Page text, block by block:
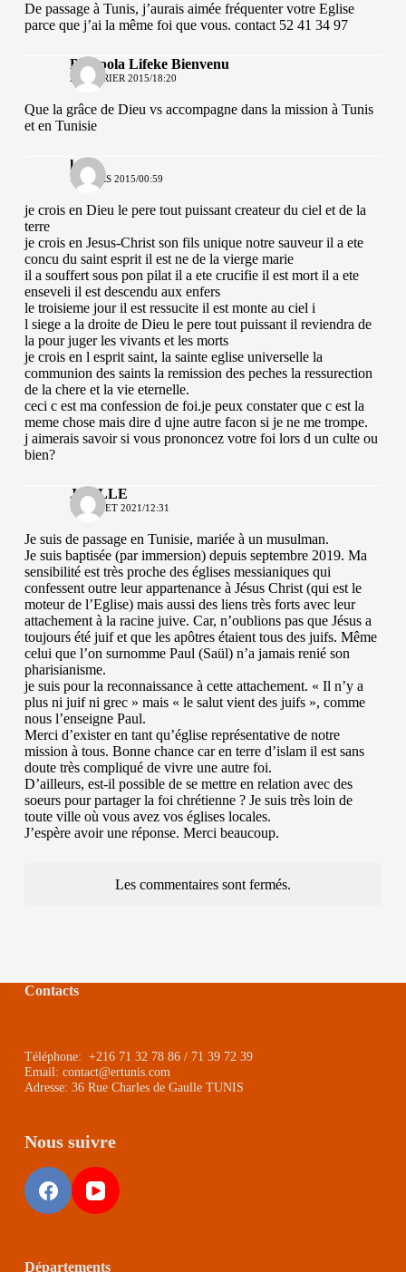
De passage à Tunis, j’aurais aimée fréquenter votre Eglise
parce que j’ai la même foi que vous. contact 52 41 34 97
Bompola Lifeke Bienvenu
27 FÉVRIER 2015/18:20
Que la grâce de Dieu vs accompagne dans la mission à Tunis
et en Tunisie
kelly
15 MARS 2015/00:59
je crois en Dieu le pere tout puissant createur du ciel et de la
terre
je crois en Jesus-Christ son fils unique notre sauveur il a ete
concu du saint esprit il est ne de la vierge marie
il a souffert sous pon pilat il a ete crucifie il est mort il a ete
enseveli il est descendu aux enfers
le troisieme jour il est ressucite il est monte au ciel i
l siege a la droite de Dieu le pere tout puissant il reviendra de
la pour juger les vivants et les morts
je crois en l esprit saint, la sainte eglise universelle la
communion des saints la remission des peches la ressurection
de la chere et la vie eternelle.
ceci c est ma confession de foi.je peux constater que c est la
meme chose mais dire d ujne autre facon si je ne me trompe.
j aimerais savoir si vous prononcez votre foi lors d un culte ou
bien?
JOELLE
1 JUILLET 2021/12:31
Je suis de passage en Tunisie, mariée à un musulman.
Je suis baptisée (par immersion) depuis septembre 2019. Ma
sensibilité est très proche des églises messianiques qui
confessent outre leur appartenance à Jésus Christ (qui est le
moteur de l’Eglise) mais aussi des liens très forts avec leur
attachement à la racine juive. Car, n’oublions pas que Jésus a
toujours été juif et que les apôtres étaient tous des juifs. Même
celui que l’on surnomme Paul (Saül) n’a jamais renié son
pharisianisme.
je suis pour la reconnaissance à cette attachement. « Il n’y a
plus ni juif ni grec » mais « le salut vient des juifs », comme
nous l’enseigne Paul.
Merci d’exister en tant qu’église représentative de notre
mission à tous. Bonne chance car en terre d’islam il est sans
doute très compliqué de vivre une autre foi.
D’ailleurs, est-il possible de se mettre en relation avec des
soeurs pour partager la foi chrétienne ? Je suis très loin de
toute ville où vous avez vos églises locales.
J’espère avoir une réponse. Merci beaucoup.
Les commentaires sont fermés.
Contacts
Téléphone: +216 71 32 78 86 / 71 39 72 39
Email: contact@ertunis.com
Adresse: 36 Rue Charles de Gaulle TUNIS
Nous suivre
Départements